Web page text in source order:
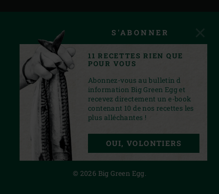
PRIVACY STATEMENT
© 2026 Big Green Egg.
S'ABONNER
11 RECETTES RIEN QUE
POUR VOUS
Abonnez-vous au bulletin d
information Big Green Egg et
recevez directement un e-book
contenant 10 de nos recettes les
plus alléchantes !
OUI, VOLONTIERS